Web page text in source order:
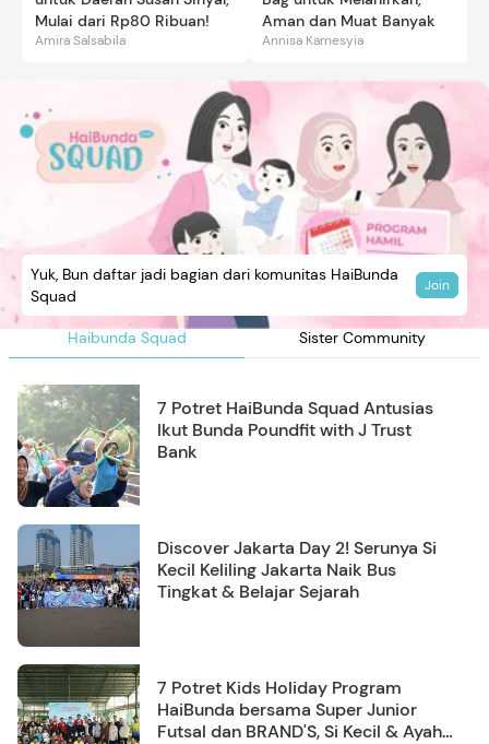
Mulai dari Rp80 Ribuan!
Amira Salsabila
Aman dan Muat Banyak
Annisa Karnesyia
Haibunda Squad Sister Community
Yuk, Bun daftar jadi bagian dari komunitas HaiBunda
Squad
Join
7 Potret HaiBunda Squad Antusias
Ikut Bunda Poundfit with J Trust
Bank
Discover Jakarta Day 2! Serunya Si
Kecil Keliling Jakarta Naik Bus
Tingkat & Belajar Sejarah
7 Potret Kids Holiday Program
HaiBunda bersama Super Junior
Futsal dan BRAND'S, Si Kecil & Ayah